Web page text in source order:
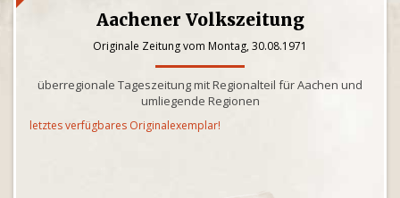
Aachener Volkszeitung
Originale Zeitung vom Montag, 30.08.1971
überregionale Tageszeitung mit Regionalteil für Aachen und
umliegende Regionen
letztes verfügbares Originalexemplar!